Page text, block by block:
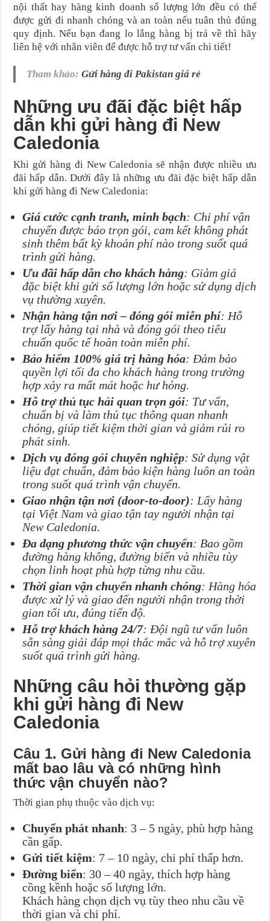
nội thất hay hàng kinh doanh số lượng lớn đều có thể
được gửi đi nhanh chóng và an toàn nếu tuân thủ đúng
quy định. Nếu bạn đang lo lắng hàng bị trả về thì hãy
liên hệ với nhân viên để được hỗ trợ tư vấn chi tiết!
Tham khảo:Gửi hàng đi Pakistan giá rẻ
Những ưu đãi đặc biệt hấp
dẫn khi gửi hàng đi New
Caledonia
Khi gửi hàng đi New Caledonia sẽ nhận được nhiều ưu
đãi hấp dẫn. Dưới đây là những ưu đãi đặc biệt hấp dẫn
khi gửi hàng đi New Caledonia:
Giá cước cạnh tranh, minh bạch: Chi phí vận
chuyển được báo trọn gói, cam kết không phát
sinh thêm bất kỳ khoản phí nào trong suốt quá
trình gửi hàng.
Ưu đãi hấp dẫn cho khách hàng: Giảm giá
đặc biệt khi gửi số lượng lớn hoặc sử dụng dịch
vụ thường xuyên.
Nhận hàng tận nơi – đóng gói miễn phí: Hỗ
trợ lấy hàng tại nhà và đóng gói theo tiêu
chuẩn quốc tế hoàn toàn miễn phí.
Bảo hiểm 100% giá trị hàng hóa: Đảm bảo
quyền lợi tối đa cho khách hàng trong trường
hợp xảy ra mất mát hoặc hư hỏng.
Hỗ trợ thủ tục hải quan trọn gói: Tư vấn,
chuẩn bị và làm thủ tục thông quan nhanh
chóng, giúp tiết kiệm thời gian và giảm rủi ro
phát sinh.
Dịch vụ đóng gói chuyên nghiệp: Sử dụng vật
liệu đạt chuẩn, đảm bảo kiện hàng luôn an toàn
trong suốt quá trình vận chuyển.
Giao nhận tận nơi (door-to-door): Lấy hàng
tại Việt Nam và giao tận tay người nhận tại
New Caledonia.
Đa dạng phương thức vận chuyển: Bao gồm
đường hàng không, đường biển và nhiều tùy
chọn linh hoạt phù hợp từng nhu cầu.
Thời gian vận chuyển nhanh chóng: Hàng hóa
được xử lý và giao đến người nhận trong thời
gian tối ưu, đúng tiến độ.
Hỗ trợ khách hàng 24/7: Đội ngũ tư vấn luôn
sẵn sàng giải đáp mọi thắc mắc và hỗ trợ xuyên
suốt quá trình gửi hàng.
Những câu hỏi thường gặp
khi gửi hàng đi New
Caledonia
Câu 1. Gửi hàng đi New Caledonia
mất bao lâu và có những hình
thức vận chuyển nào?
Thời gian phụ thuộc vào dịch vụ:
Chuyển phát nhanh: 3 – 5 ngày, phù hợp hàng
cần gấp.
Gửi tiết kiệm: 7 – 10 ngày, chi phí thấp hơn.
Đường biển: 30 – 40 ngày, thích hợp hàng
cồng kềnh hoặc số lượng lớn.
Khách hàng chọn dịch vụ tùy theo nhu cầu về
thời gian và chi phí.